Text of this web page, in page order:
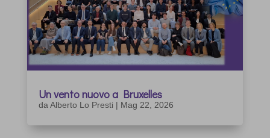
Un vento nuovo a Bruxelles
daAlberto Lo Presti | Mag 22, 2026